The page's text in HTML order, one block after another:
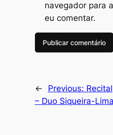
navegador para
eu comentar.
← Previous: Recital
– Duo Siqueira-Lima